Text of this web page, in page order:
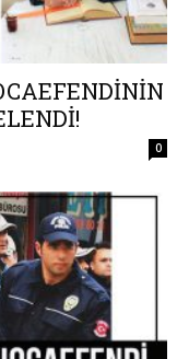
0